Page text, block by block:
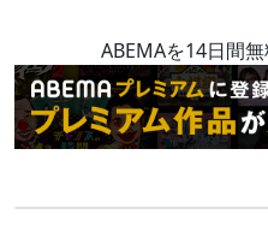
ABEMAを14日間